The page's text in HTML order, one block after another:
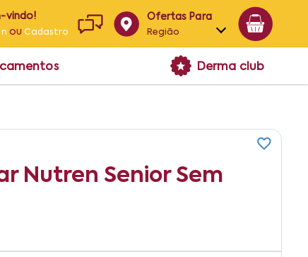
vindo!
ouCadastro
Ofertas Para
Região
Alagoas
Derma club
Nutren Senior Sem